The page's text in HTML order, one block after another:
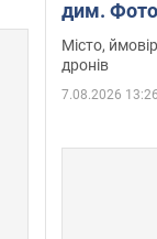
дим. Фото
Місто,
дронів
7.08.2026 13:26